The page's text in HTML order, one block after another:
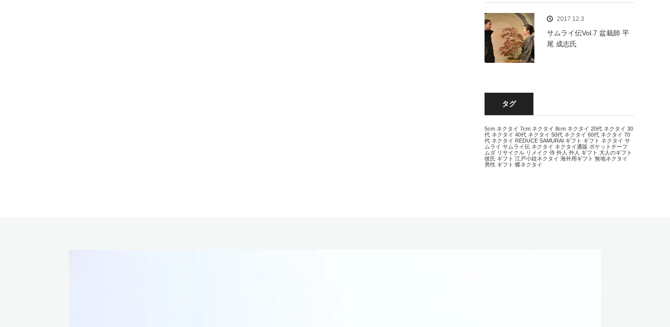
2017.12.3
サムライ伝Vol.7 盆栽師 平
尾 成志氏
タグ
5cm ネクタイ 7cm ネクタイ 8cm ネクタイ 20代 ネクタイ 30
代 ネクタイ 40代 ネクタイ 50代 ネクタイ 60代 ネクタイ 70
代 ネクタイ REDUCE SAMURAI ギフト ギフト ネクタイ サ
ムライ サムライ伝 ネクタイ ネクタイ通販 ポケットチーフ
ムダ リサイクル リメイク 侍 外人 外人 ギフト 大人のギフト
彼氏 ギフト 江戸小紋ネクタイ 海外用ギフト 無地ネクタイ
男性 ギフト 蝶ネクタイ